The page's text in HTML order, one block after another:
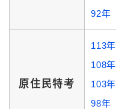
92年
原住民特考
113年
108年
103年
98年